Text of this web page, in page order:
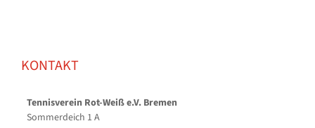
KONTAKT
Tennisverein Rot-Weiß e.V. Bremen
Sommerdeich 1 A